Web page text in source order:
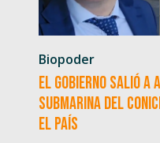
Biopoder
El Gobierno salió a
submarina del
el país